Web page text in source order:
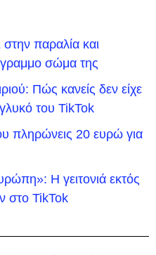
παραλία και
σώμα της
Πώς κανείς δεν είχε
του TikTok
πληρώνεις 20 ευρώ για
H γειτονιά εκτός
στο TikTok